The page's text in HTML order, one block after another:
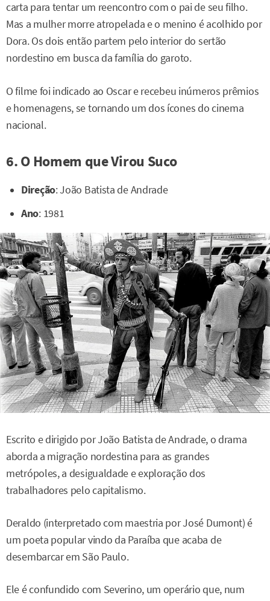
carta para tentar um reencontro com o pai de seu filho.
Mas a mulher morre atropelada e o menino é acolhido por
Dora. Os dois então partem pelo interior do sertão
nordestino em busca da família do garoto.
O filme foi indicado ao Oscar e recebeu inúmeros prêmios
e homenagens, se tornando um dos ícones do cinema
nacional.
6. O Homem que Virou Suco
Direção: João Batista de Andrade
Ano: 1981
Escrito e dirigido por João Batista de Andrade, o drama
aborda a migração nordestina para as grandes
metrópoles, a desigualdade e exploração dos
trabalhadores pelo capitalismo.
Deraldo (interpretado com maestria por José Dumont) é
um poeta popular vindo da Paraíba que acaba de
desembarcar em São Paulo.
Ele é confundido com Severino, um operário que, num